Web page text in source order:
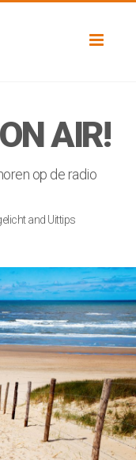
AIR!
op de radio
and Uittips